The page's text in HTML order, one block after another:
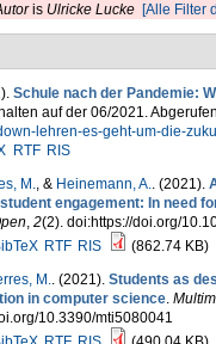
is Ulricke Lucke [Alle Filter
Schule nach der Pandemie:
auf der 06/2021.
lehren-es-geht-um-die-
RTF RIS
M., & Heinemann, A.. (2021).
engagement: In need
, 2(2). doi:https://doi.org/
RTF RIS
(862.74 KB)
M.. (2021). Students as
in computer science.
10.3390/mti5080041